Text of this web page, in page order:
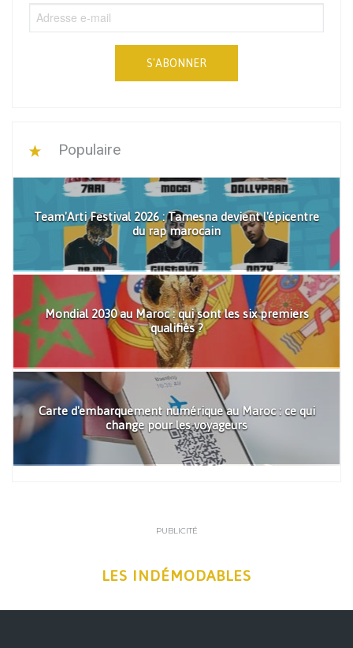
S'ABONNER
Populaire
Team'Arti Festival 2026 : Tamesna devient l'épicentre
du rap marocain
Mondial 2030 au Maroc : qui sont les six premiers
qualifiés ?
Carte d'embarquement numérique au Maroc : ce qui
change pour les voyageurs
PUBLICITÉ
LES INDÉMODABLES